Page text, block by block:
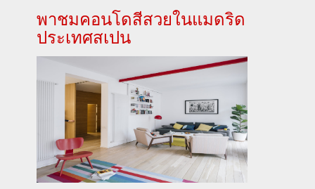
พาชมคอนโดสีสวยในแมดริด
ประเทศสเปน